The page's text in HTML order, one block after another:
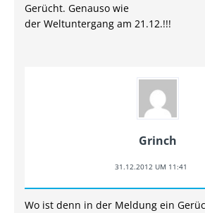
Gerücht. Genauso wie
der Weltuntergang am 21.12.!!!
Grinch
31.12.2012 UM 11:41
Wo ist denn in der Meldung ein